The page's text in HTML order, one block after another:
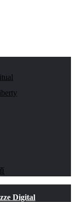
Digital